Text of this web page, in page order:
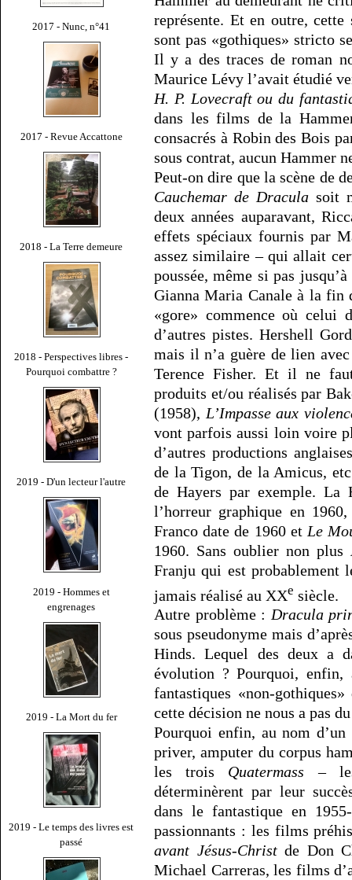
2017 - Nunc, n°41
2017 - Revue Accattone
2018 - La Terre demeure
2018 - Perspectives libres -
Pourquoi combattre ?
2019 - D'un lecteur l'autre
2019 - Hommes et
engrenages
2019 - La Mort du fer
2019 - Le temps des livres est
passé
représente. Et en outre,
sont pas «gothiques» stricto
Il y a des traces de roman
Maurice Lévy l’avait étudié
H. P. Lovecraft ou du
dans les films de la
consacrés à Robin des Bois
sous contrat, aucun Hammer
Peut-on dire que la scène de
Cauchemar de Draculasoit
deux années auparavant,
effets spéciaux fournis par
assez similaire – qui allait
poussée, même si pas
Gianna Maria Canale à la fin
«gore» commence où celui
d’autres pistes. Hershell
mais il n’a guère de lien
Terence Fisher. Et il ne
produits et/ou réalisés par
(1958), L’Impasse aux
vont parfois aussi loin voire
d’autres productions
de la Tigon, de la Amicus,
de Hayers par exemple. La
l’horreur graphique en
Franco date de 1960 et Le
1960. Sans oublier non plus
Franju qui est probablement
jamais réalisé au XXe siècle.
Autre problème : Dracula
sous pseudonyme mais
Hinds. Lequel des deux a
évolution ? Pourquoi,
fantastiques «non-
cette décision ne nous a pas
Pourquoi enfin, au nom
priver, amputer du corpus
les trois Quatermass –
déterminèrent par leur
dans le fantastique en
passionnants : les films
avant Jésus-Christde Don
Michael Carreras, les films